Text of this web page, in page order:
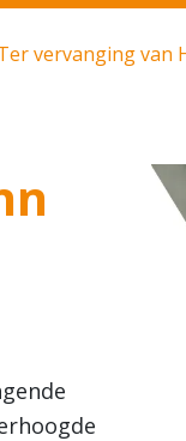
vervanging van